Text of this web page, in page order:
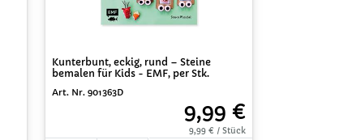
Kunterbunt, eckig, rund – Steine
bemalen für Kids - EMF, per Stk.
Art. Nr. 901363D
9,99 €
9,99 € / Stück